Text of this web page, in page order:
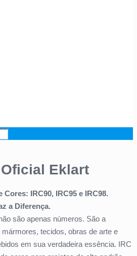
Eklart
IRC90, IRC95 e IRC98.
a Diferença.
são apenas números. São a
tecidos, obras de arte e
em sua verdadeira essência. IRC